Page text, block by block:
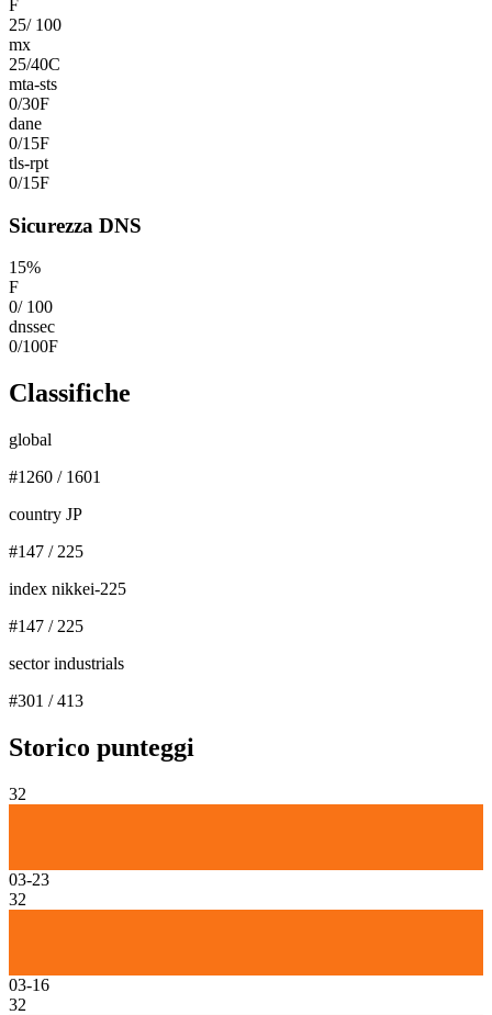
F
25/ 100
mx
25/40C
mta-sts
0/30F
dane
0/15F
tls-rpt
0/15F
Sicurezza DNS
15%
F
0/ 100
dnssec
0/100F
Classifiche
global
#1260 / 1601
country JP
#147 / 225
index nikkei-225
#147 / 225
sector industrials
#301 /413
Storico punteggi
32
03-23
32
03-16
32